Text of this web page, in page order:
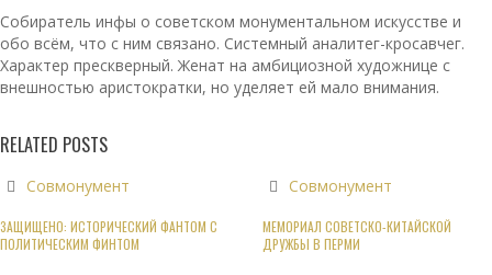
Собиратель инфы о советском монументальном искусстве и
обо всём, что с ним связано. Системный аналитег-кросавчег.
Характер прескверный. Женат на амбициозной художнице с
внешностью аристократки, но уделяет ей мало внимания.
RELATED POSTS
Совмонумент
ЗАЩИЩЕНО: ИСТОРИЧЕСКИЙ ФАНТОМ С
ПОЛИТИЧЕСКИМ ФИНТОМ
Совмонумент
МЕМОРИАЛ СОВЕТСКО-КИТАЙСКОЙ
ДРУЖБЫ В ПЕРМИ